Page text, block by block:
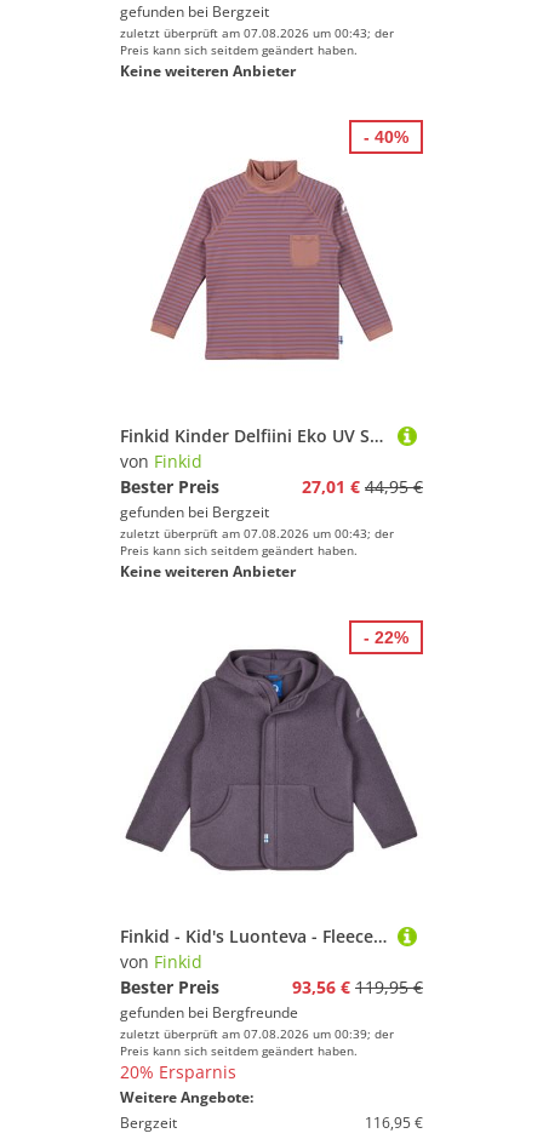
gefunden bei Bergzeit
zuletzt überprüft am 07.08.2026 um 00:43; der
Preis kann sich seitdem geändert haben.
Keine weiteren Anbieter
Finkid Kinder Delfiini Eko UV Shirt
von Finkid
Bester Preis
27,01 € 44,95 €
gefunden bei Bergzeit
zuletzt überprüft am 07.08.2026 um 00:43; der
Preis kann sich seitdem geändert haben.
Keine weiteren Anbieter
- 40%
Finkid - Kid's Luonteva - Fleecejacke Gr 110/120 lila
von Finkid
Bester Preis
93,56 € 119,95 €
gefunden bei Bergfreunde
zuletzt überprüft am 07.08.2026 um 00:39; der
Preis kann sich seitdem geändert haben.
20% Ersparnis
Weitere Angebote:
Bergzeit
116,95 €
- 22%